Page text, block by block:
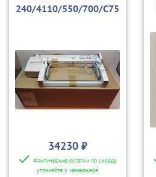
240/4110/550/700/С75
34230 ₽
Фактические остатки по складу
уточняйте у менеджера